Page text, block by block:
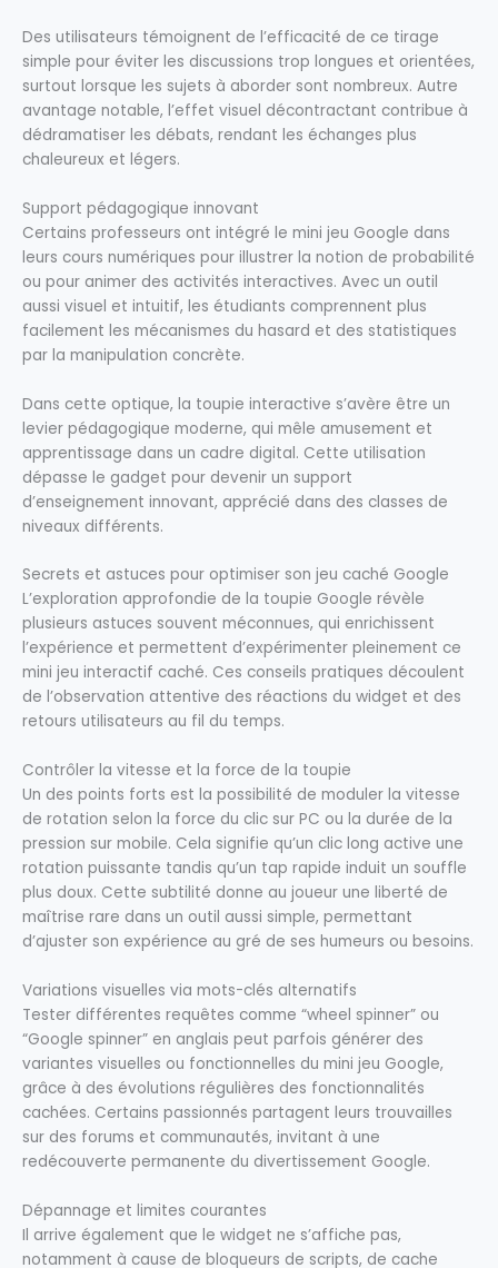
Des utilisateurs témoignent de l’efficacité de ce tirage
simple pour éviter les discussions trop longues et orientées,
surtout lorsque les sujets à aborder sont nombreux. Autre
avantage notable, l’effet visuel décontractant contribue à
dédramatiser les débats, rendant les échanges plus
chaleureux et légers.
Support pédagogique innovant
Certains professeurs ont intégré le mini jeu Google dans
leurs cours numériques pour illustrer la notion de probabilité
ou pour animer des activités interactives. Avec un outil
aussi visuel et intuitif, les étudiants comprennent plus
facilement les mécanismes du hasard et des statistiques
par la manipulation concrète.
Dans cette optique, la toupie interactive s’avère être un
levier pédagogique moderne, qui mêle amusement et
apprentissage dans un cadre digital. Cette utilisation
dépasse le gadget pour devenir un support
d’enseignement innovant, apprécié dans des classes de
niveaux différents.
Secrets et astuces pour optimiser son jeu caché Google
L’exploration approfondie de la toupie Google révèle
plusieurs astuces souvent méconnues, qui enrichissent
l’expérience et permettent d’expérimenter pleinement ce
mini jeu interactif caché. Ces conseils pratiques découlent
de l’observation attentive des réactions du widget et des
retours utilisateurs au fil du temps.
Contrôler la vitesse et la force de la toupie
Un des points forts est la possibilité de moduler la vitesse
de rotation selon la force du clic sur PC ou la durée de la
pression sur mobile. Cela signifie qu’un clic long active une
rotation puissante tandis qu’un tap rapide induit un souffle
plus doux. Cette subtilité donne au joueur une liberté de
maîtrise rare dans un outil aussi simple, permettant
d’ajuster son expérience au gré de ses humeurs ou besoins.
Variations visuelles via mots-clés alternatifs
Tester différentes requêtes comme “wheel spinner” ou
“Google spinner” en anglais peut parfois générer des
variantes visuelles ou fonctionnelles du mini jeu Google,
grâce à des évolutions régulières des fonctionnalités
cachées. Certains passionnés partagent leurs trouvailles
sur des forums et communautés, invitant à une
redécouverte permanente du divertissement Google.
Dépannage et limites courantes
Il arrive également que le widget ne s’affiche pas,
notamment à cause de bloqueurs de scripts, de cache